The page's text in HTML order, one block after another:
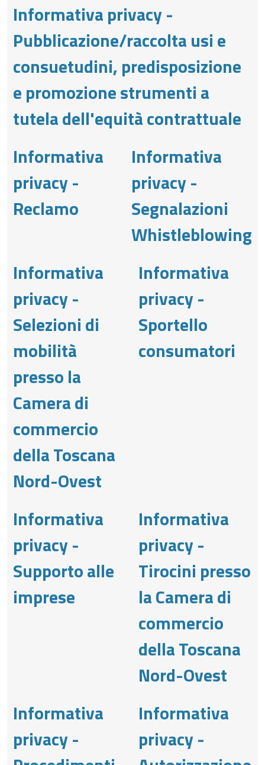
Informativa privacy -
Pubblicazione/raccolta usi e
consuetudini, predisposizione
e promozione strumenti a
tutela dell'equità contrattuale
Informativa
privacy -
Reclamo
Informativa
privacy -
Segnalazioni
Whistleblowing
Informativa
privacy -
Selezioni di
mobilità
presso la
Camera di
commercio
della Toscana
Nord-Ovest
Informativa
privacy -
Sportello
consumatori
Informativa
privacy -
Supporto alle
imprese
Informativa
privacy -
Tirocini presso
la Camera di
commercio
della Toscana
Nord-Ovest
Informativa
privacy -
Informativa
privacy -